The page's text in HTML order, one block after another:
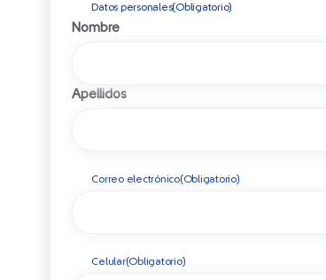
Datos personales(Obligatorio)
Nombre
Apellidos
Correo electrónico(Obligatorio)
Celular(Obligatorio)